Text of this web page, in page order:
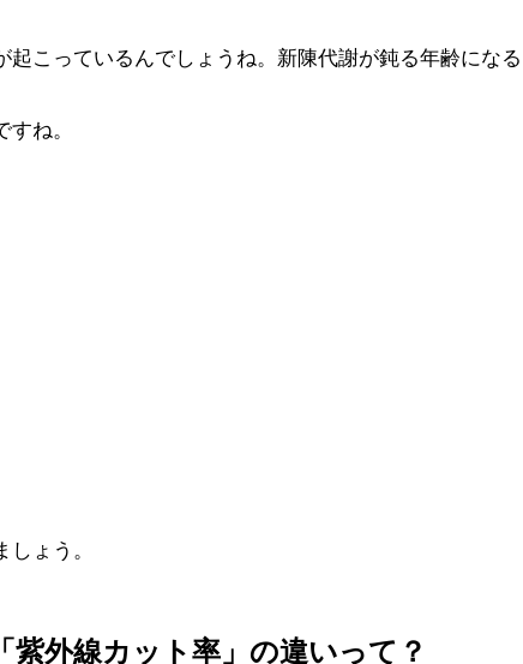
起こっているんでしょうね。新陳代謝が鈍る年齢になる
ね。
ょう。
外線カット率」の違いって？